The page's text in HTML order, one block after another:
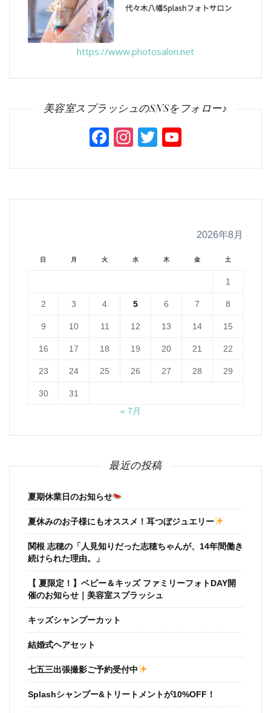
https://www.photosalon.net
美容室スプラッシュのSNSをフォロー♪
Facebook
Instagram
Twitter
2026年8月
日 月 火 水 木 金 土
1
2 3 4 5 6 7 8
9 10 11 12 13 14 15
16 17 18 19 20 21 22
23 24 25 26 27 28 29
30
31
« 7月
最近の投稿
夏期休業日のお知らせ
夏休みのお子様にもオススメ！耳つぼジュエリー
関根 志穂の「人見知りだった志穂ちゃんが、14年間働き
続けられた理由。」
【 夏限定！】ベビー＆キッズ ファミリーフォトDAY開
催のお知らせ｜美容室スプラッシュ
キッズシャンプーカット
結婚式ヘアセット
七五三出張撮影ご予約受付中
Splashシャンプー&トリートメントが10%OFF！